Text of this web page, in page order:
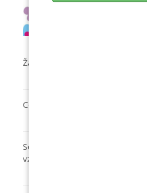
Žádost o přijetí dítěte
Co by mělo dítě umět před
Souhrnné informace o
vzdělávání